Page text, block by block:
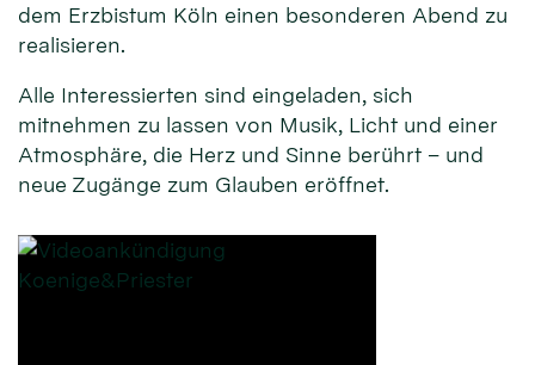
dem Erzbistum Köln einen besonderen Abend zu
realisieren.
Alle Interessierten sind eingeladen, sich
mitnehmen zu lassen von Musik, Licht und einer
Atmosphäre, die Herz und Sinne berührt – und
neue Zugänge zum Glauben eröffnet.